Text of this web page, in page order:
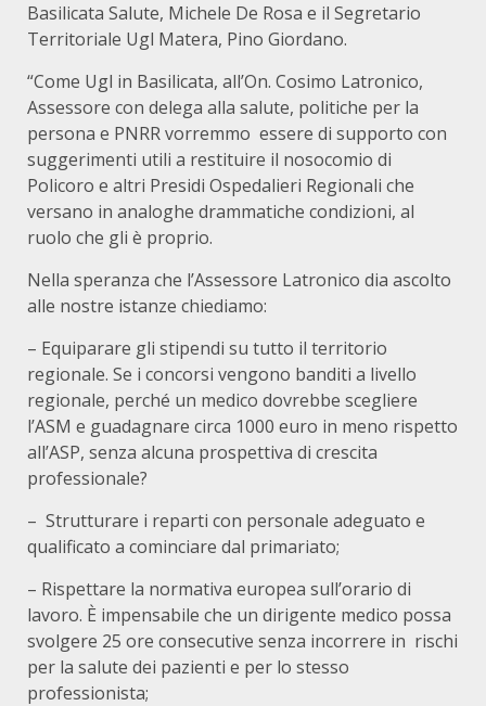
Basilicata Salute, Michele De Rosa e il Segretario
Territoriale Ugl Matera, Pino Giordano.
“Come Ugl in Basilicata, all’On. Cosimo Latronico,
Assessore con delega alla salute, politiche per la
persona e PNRR vorremmo essere di supporto con
suggerimenti utili a restituire il nosocomio di
Policoro e altri Presidi Ospedalieri Regionali che
versano in analoghe drammatiche condizioni, al
ruolo che gli è proprio.
Nella speranza che l’Assessore Latronico dia ascolto
alle nostre istanze chiediamo:
– Equiparare gli stipendi su tutto il territorio
regionale. Se i concorsi vengono banditi a livello
regionale, perché un medico dovrebbe scegliere
l’ASM e guadagnare circa 1000 euro in meno rispetto
all’ASP, senza alcuna prospettiva di crescita
professionale?
– Strutturare i reparti con personale adeguato e
qualificato a cominciare dal primariato;
– Rispettare la normativa europea sull’orario di
lavoro. È impensabile che un dirigente medico possa
svolgere 25 ore consecutive senza incorrere in rischi
per la salute dei pazienti e per lo stesso
professionista;